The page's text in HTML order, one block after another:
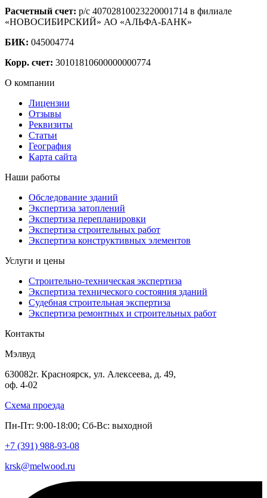
Расчетный счет: р/с 40702810023220001714 в филиале
«НОВОСИБИРСКИЙ» АО «АЛЬФА-БАНК»
БИК: 045004774
Корр. счет: 30101810600000000774
О компании
Лицензии
Отзывы
Реквизиты
Статьи
География
Карта сайта
Наши работы
Обследование зданий
Экспертиза затоплений
Экспертиза перепланировки
Экспертиза строительных работ
Экспертиза конструктивных элементов
Услуги и цены
Строительно-техническая экспертиза
Экспертиза технического состояния зданий
Судебная строительная экспертиза
Экспертиза ремонтных и строительных работ
Контакты
Мэлвуд
630082г. Красноярск, ул. Алексеева, д. 49,
оф. 4-02
Схема проезда
Пн-Пт: 9:00-18:00; Сб-Вс: выходной
+7 (391) 988-93-08
krsk@melwood.ru